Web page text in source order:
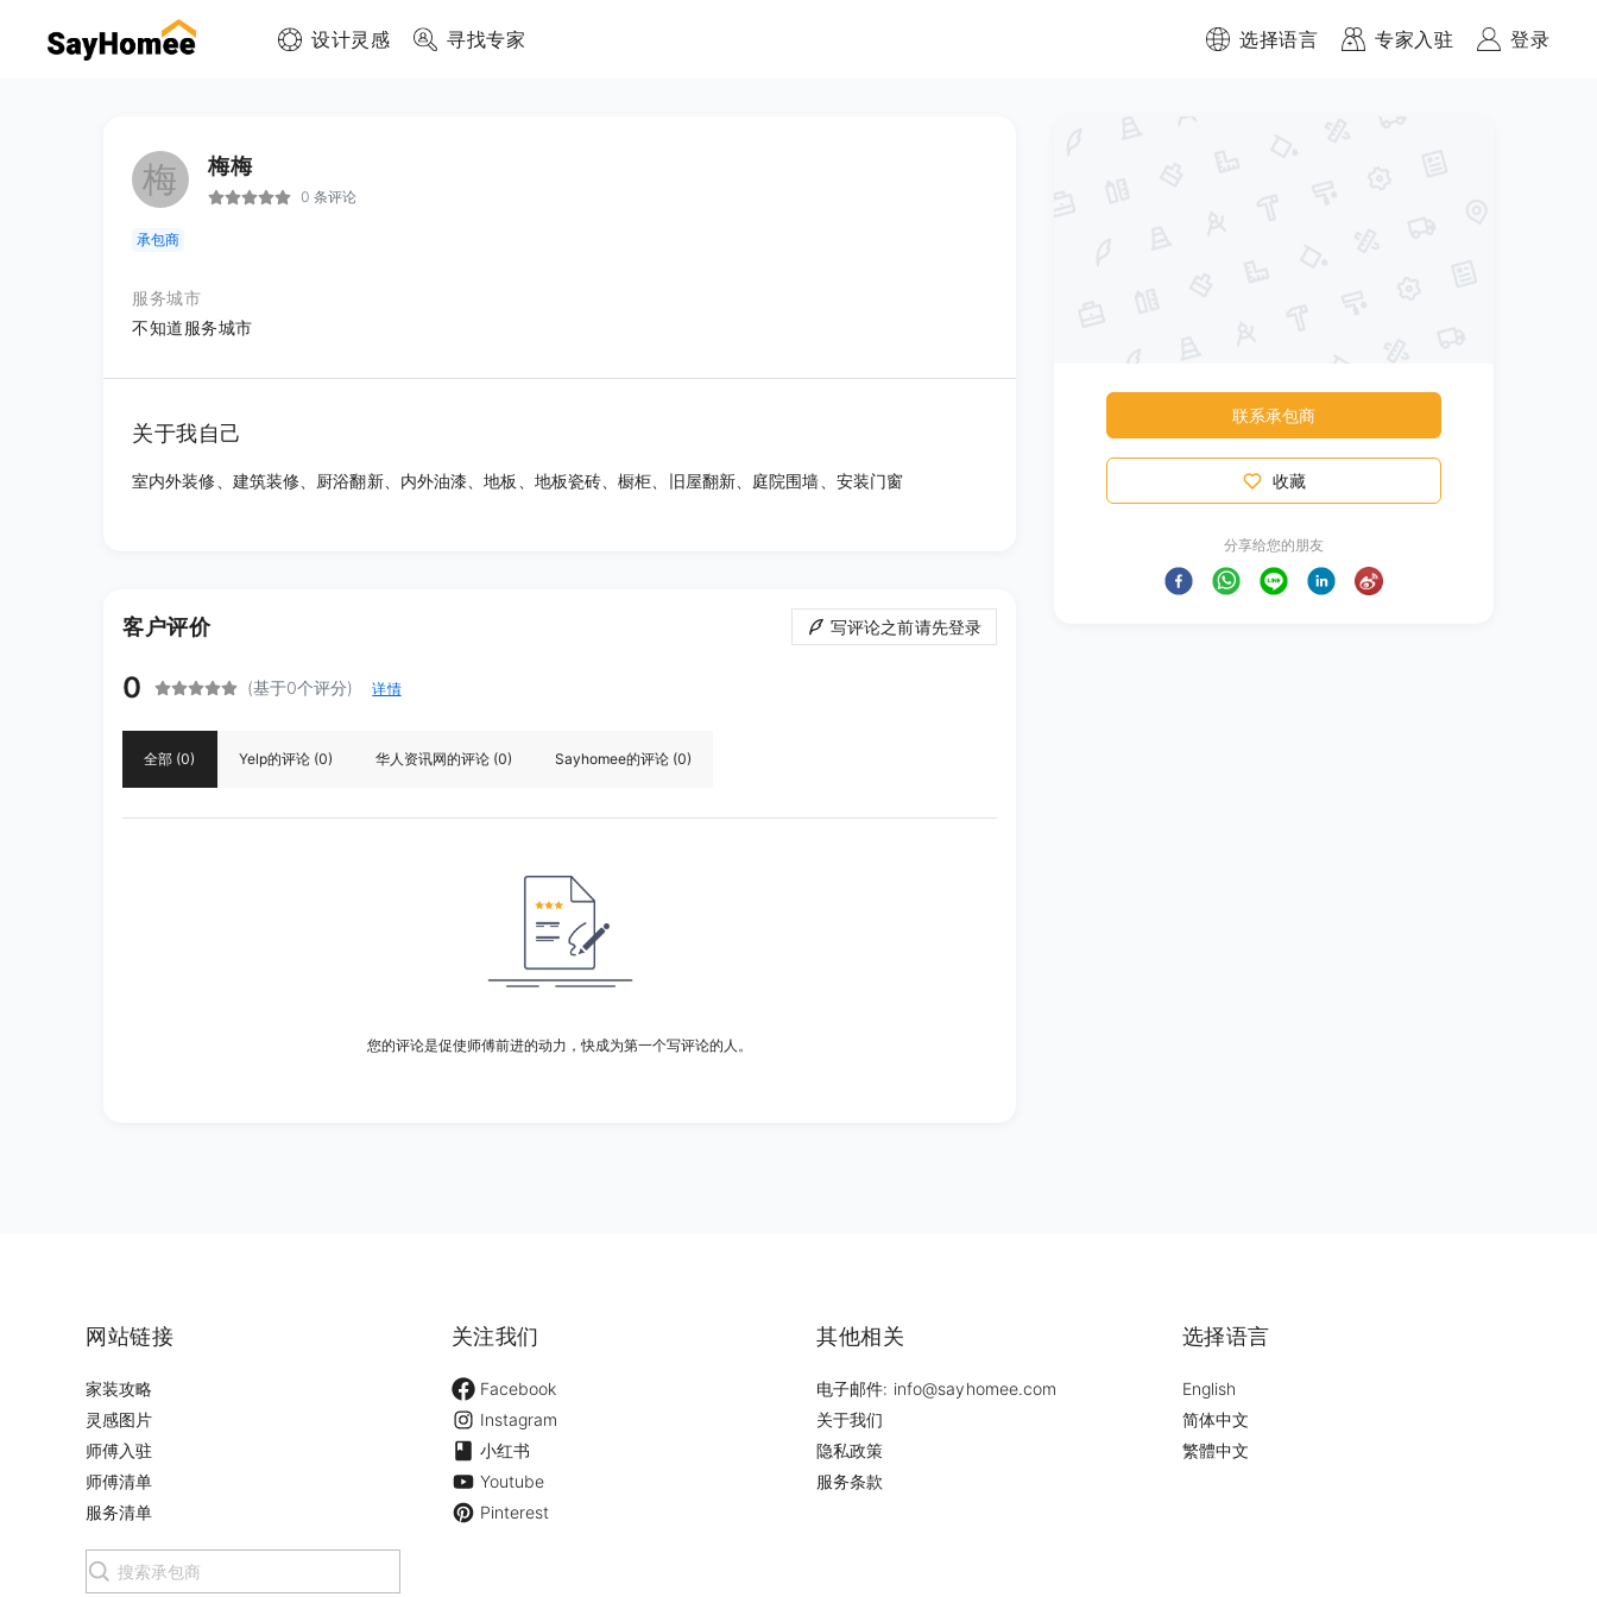
设计灵感 寻找专家 选择语言 专家入驻 登录
梅 梅梅
0 条评论
承包商
服务城市
不知道服务城市
关于我自己
室内外装修、建筑装修、厨浴翻新、内外油漆、地板、地板瓷砖、橱柜、旧屋翻新、庭院围墙、安装门窗
客户评价 写评论之前请先登录
0 (基于0个评分) 详情
全部 (0) Yelp的评论 (0) 华人资讯网的评论 (0) Sayhomee的评论 (0)
您的评论是促使师傅前进的动力，快成为第一个写评论的人。
联系承包商
收藏
分享给您的朋友
网站链接
家装攻略
灵感图片
师傅入驻
师傅清单
服务清单
关注我们
Facebook
Instagram
小红书
Youtube
Pinterest
其他相关
电子邮件: info@sayhomee.com
关于我们
隐私政策
服务条款
选择语言
English
简体中文
繁體中文